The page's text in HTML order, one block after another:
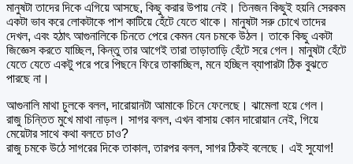
মানুষটা তাদের দিকে এগিয়ে আসছে, কিছু করার উপায় নেই। তিনজন কিছুই হয়নি সেরকম
একটা ভাব করে লোকটাকে পাশ কাটিয়ে হেঁটে যেতে থাকে। মানুষটা সরু চোখে তাদের
দেখল, এবং হঠাৎ আগুনালিকে চিনতে পেরে কেমন যেন চমকে উঠল। তাকে কিছু একটা
জিজ্ঞেস করতে যাচ্ছিল, কিন্তু তার আগেই তারা তাড়াতাড়ি হেঁটে সরে গেল। মানুষটা হেঁটে
যেতে যেতে একটু পরে পরে পিছনে ফিরে তাকাচ্ছিল, মনে হচ্ছিল ব্যাপারটা ঠিক বুঝতে
পারছে না।
আগুনালি মাথা চুলকে বলল, দারোয়ানটা আমাকে চিনে ফেলেছে। ঝামেলা হয়ে গেল।
রাজু চিন্তিত মুখে মাথা নাড়ল। সাগর বলল, এখন বাসায় কোন দারোয়ান নেই, গিয়ে
মেয়েটার সাথে কথা বলতে চাও?
রাজু চমকে উঠে সাগরের দিকে তাকাল, তারপর বলল, সাগর ঠিকই বলেছে। এই সুযোগ!